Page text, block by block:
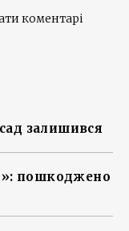
коментарі
залишився
пошкоджено